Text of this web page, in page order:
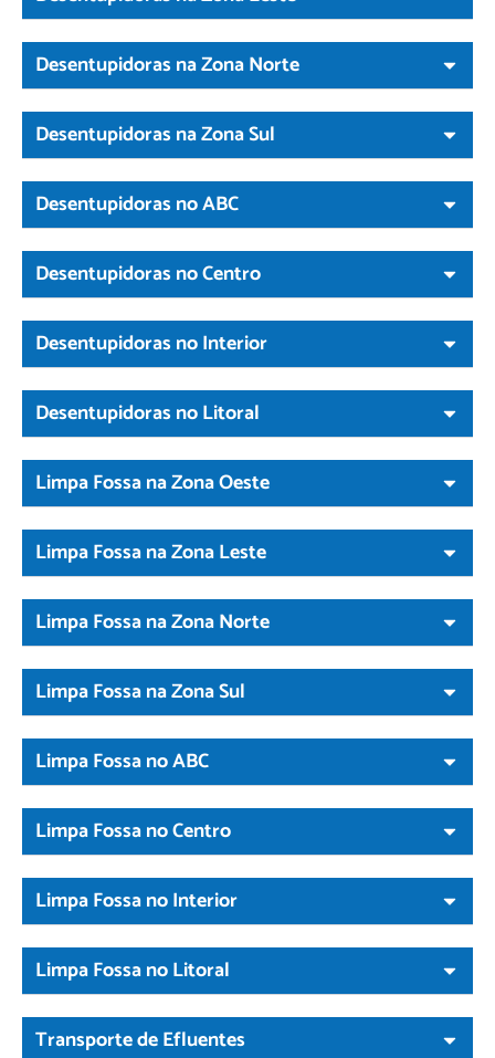
Desentupidoras na Zona Norte
Desentupidoras na Zona Sul
Desentupidoras no ABC
Desentupidoras no Centro
Desentupidoras no Interior
Desentupidoras no Litoral
Limpa Fossa na Zona Oeste
Limpa Fossa na Zona Leste
Limpa Fossa na Zona Norte
Limpa Fossa na Zona Sul
Limpa Fossa no ABC
Limpa Fossa no Centro
Limpa Fossa no Interior
Limpa Fossa no Litoral
Transporte de Efluentes